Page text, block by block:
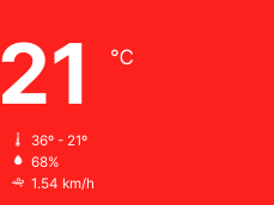
21 ℃
36º - 21º
68%
1.54 km/h